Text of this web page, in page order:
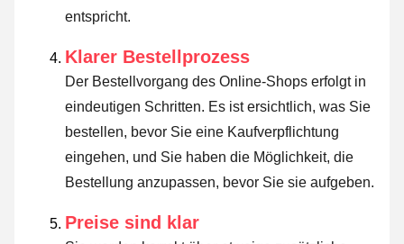
entspricht.
Klarer Bestellprozess
Der Bestellvorgang des Online-Shops erfolgt in
eindeutigen Schritten. Es ist ersichtlich, was Sie
bestellen, bevor Sie eine Kaufverpflichtung
eingehen, und Sie haben die Möglichkeit, die
Bestellung anzupassen, bevor Sie sie aufgeben.
Preise sind klar